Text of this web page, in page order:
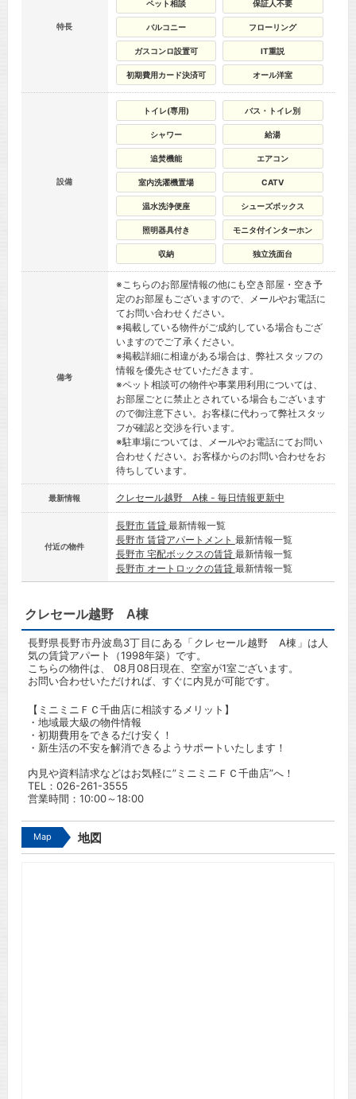
特長
ペット相談 保証人不要
バルコニー フローリング
ガスコンロ設置可 IT重説
初期費用カード決済可 オール洋室
設備
トイレ(専用) バス・トイレ別
シャワー 給湯
追焚機能 エアコン
室内洗濯機置場 CATV
温水洗浄便座 シューズボックス
照明器具付き モニタ付インターホン
収納 独立洗面台
備考
※こちらのお部屋情報の他にも空き部屋・空き予
定のお部屋もございますので、メールやお電話に
てお問い合わせください。
※掲載している物件がご成約している場合もござ
いますのでご了承ください。
※掲載詳細に相違がある場合は、弊社スタッフの
情報を優先させていただきます。
※ペット相談可の物件や事業用利用については、
お部屋ごとに禁止とされている場合もございます
ので御注意下さい。お客様に代わって弊社スタッ
フが確認と交渉を行います。
※駐車場については、メールやお電話にてお問い
合わせください。お客様からのお問い合わせをお
待ちしています。
最新情報 クレセール越野 A棟 - 毎日情報更新中
付近の物件
長野市 賃貸 最新情報一覧
長野市 賃貸アパートメント 最新情報一覧
長野市 宅配ボックスの賃貸 最新情報一覧
長野市 オートロックの賃貸 最新情報一覧
クレセール越野 A棟
長野県長野市丹波島3丁目にある「クレセール越野 A棟」は人
気の賃貸アパート（1998年築）です。
こちらの物件は、 08月08日現在、空室が1室ございます。
お問い合わせいただければ、すぐに内見が可能です。
【ミニミニＦＣ千曲店に相談するメリット】
・地域最大級の物件情報
・初期費用をできるだけ安く！
・新生活の不安を解消できるようサポートいたします！
内見や資料請求などはお気軽に”ミニミニＦＣ千曲店”へ！
TEL： 026-261-3555
営業時間：10:00～18:00
Map 地図